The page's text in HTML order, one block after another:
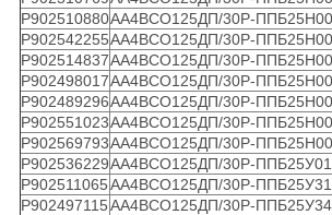
Р902510880АА4ВСО125ДП/30Р-
Р902542255АА4ВСО125ДП/30Р-
Р902514837АА4ВСО125ДП/30Р-
Р902498017АА4ВСО125ДП/30Р-
Р902489296АА4ВСО125ДП/30Р-
Р902551023АА4ВСО125ДП/30Р-
Р902569793АА4ВСО125ДП/30Р-
Р902536229АА4ВСО125ДП/30Р-ППБ25У01
Р902511065АА4ВСО125ДП/30Р-ППБ25У31
Р902497115АА4ВСО125ДП/30Р-ППБ25У34